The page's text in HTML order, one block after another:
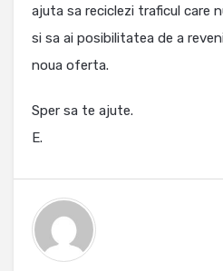
ajuta sa reciclezi traficul care
si sa ai posibilitatea de a
noua oferta.
Sper sa te ajute.
E.